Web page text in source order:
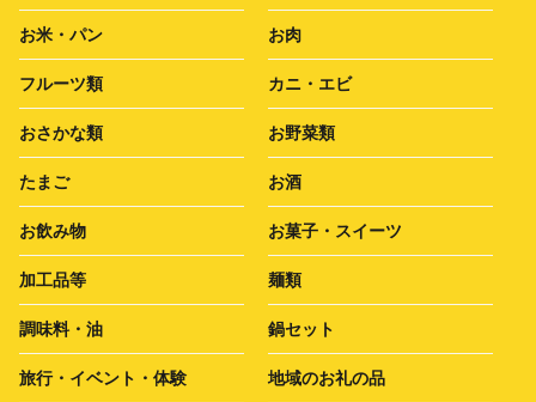
お米・パン お肉
フルーツ類 カニ・エビ
おさかな類 お野菜類
たまご お酒
お飲み物 お菓子・スイーツ
加工品等 麺類
調味料・油 鍋セット
旅行・イベント・体験 地域のお礼の品